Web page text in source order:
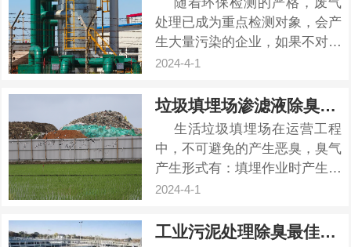
处理已成为重点检测对象，会产
生大量污染的企业，如果不对废
气进行有效处理，从而面临巨额
气问题呢，喷淋塔废水除臭是关
键。 喷淋塔在中国被广泛应
用于工业废气处理...
2024-4-1
垃圾填埋场渗滤液除臭方案
生活垃圾填埋场在运营工程
中，不可避免的产生恶臭，臭气
产生形式有：填埋作业时产生的
垃圾恶臭、填埋场自身产生的恶
臭。垃圾渗滤液是指来源于垃圾
2024-4-1
工业污泥处理除臭最佳方法